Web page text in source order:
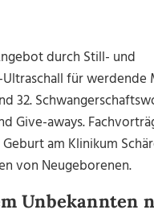
durch Still- und
Ultraschall für
32.
Give-aways.
am Klinikum
von Neugeborenen.
Unbekannten